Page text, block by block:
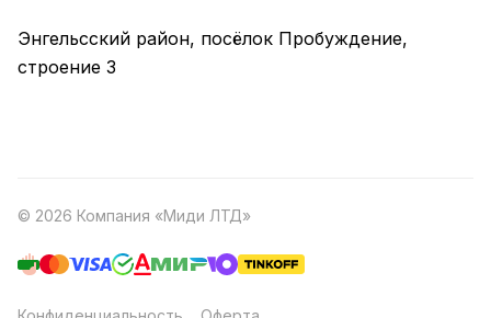
Энгельсский район, посёлок Пробуждение,
строение 3
© 2026 Компания «Миди ЛТД»